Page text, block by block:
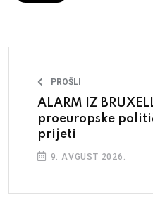
PROŠLI
ALARM IZ
proeuropske
prijeti
9. AVGUST 2026.